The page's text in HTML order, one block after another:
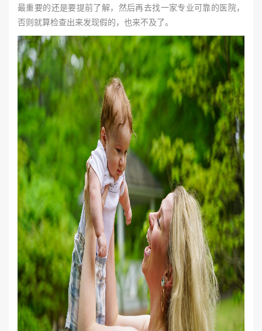
最重要的还是要提前了解，然后再去找一家专业可靠的医院，
否则就算检查出来发现假的，也来不及了。